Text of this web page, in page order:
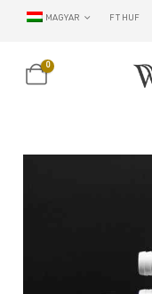
MAGYAR FT HUF
0